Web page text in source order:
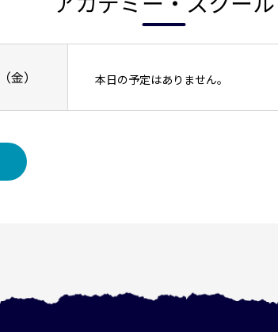
金） 本日の予定はありません。